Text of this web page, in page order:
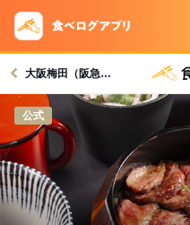
大阪梅田（阪急）駅グルメへ
公式